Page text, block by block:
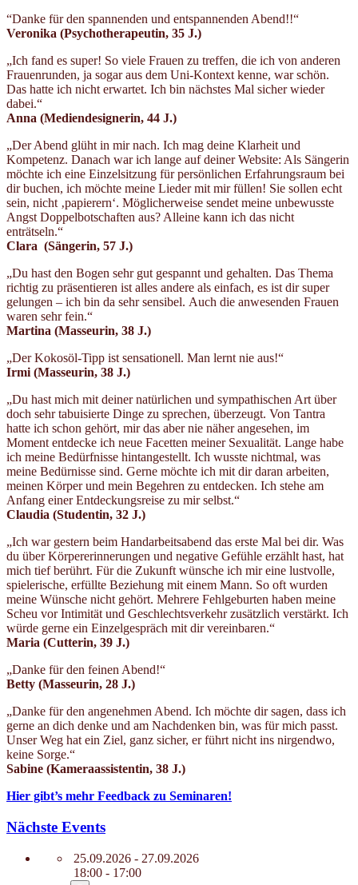
“Danke für den spannenden und entspannenden Abend!!“
Veronika (Psychotherapeutin, 35 J.)
„Ich fand es super! So viele Frauen zu treffen, die ich von anderen
Frauenrunden, ja sogar aus dem Uni-Kontext kenne, war schön.
Das hatte ich nicht erwartet. Ich bin nächstes Mal sicher wieder
dabei.“
Anna (Mediendesignerin, 44 J.)
„Der Abend glüht in mir nach. Ich mag deine Klarheit und
Kompetenz. Danach war ich lange auf deiner Website: Als Sängerin
möchte ich eine Einzelsitzung für persönlichen Erfahrungsraum bei
dir buchen, ich möchte meine Lieder mit mir füllen! Sie sollen echt
sein, nicht ‚papierern‘. Möglicherweise sendet meine unbewusste
Angst Doppelbotschaften aus? Alleine kann ich das nicht
enträtseln.“
Clara (Sängerin, 57 J.)
„Du hast den Bogen sehr gut gespannt und gehalten. Das Thema
richtig zu präsentieren ist alles andere als einfach, es ist dir super
gelungen – ich bin da sehr sensibel. Auch die anwesenden Frauen
waren sehr fein.“
Martina (Masseurin, 38 J.)
„Der Kokosöl-Tipp ist sensationell. Man lernt nie aus!“
Irmi (Masseurin, 38 J.)
„Du hast mich mit deiner natürlichen und sympathischen Art über
doch sehr tabuisierte Dinge zu sprechen, überzeugt. Von Tantra
hatte ich schon gehört, mir das aber nie näher angesehen, im
Moment entdecke ich neue Facetten meiner Sexualität. Lange habe
ich meine Bedürfnisse hintangestellt. Ich wusste nichtmal, was
meine Bedürnisse sind. Gerne möchte ich mit dir daran arbeiten,
meinen Körper und mein Begehren zu entdecken. Ich stehe am
Anfang einer Entdeckungsreise zu mir selbst.“
Claudia (Studentin, 32 J.)
„Ich war gestern beim Handarbeitsabend das erste Mal bei dir. Was
du über Körpererinnerungen und negative Gefühle erzählt hast, hat
mich tief berührt. Für die Zukunft wünsche ich mir eine lustvolle,
spielerische, erfüllte Beziehung mit einem Mann. So oft wurden
meine Wünsche nicht gehört. Mehrere Fehlgeburten haben meine
Scheu vor Intimität und Geschlechtsverkehr zusätzlich verstärkt. Ich
würde gerne ein Einzelgespräch mit dir vereinbaren.“
Maria (Cutterin, 39 J.)
„Danke für den feinen Abend!“
Betty (Masseurin, 28 J.)
„Danke für den angenehmen Abend. Ich möchte dir sagen, dass ich
gerne an dich denke und am Nachdenken bin, was für mich passt.
Unser Weg hat ein Ziel, ganz sicher, er führt nicht ins nirgendwo,
keine Sorge.“
Sabine (Kameraassistentin, 38 J.)
Hier gibt’s mehr Feedback zu Seminaren!
Nächste Events
25.09.2026 - 27.09.2026
18:00 - 17:00